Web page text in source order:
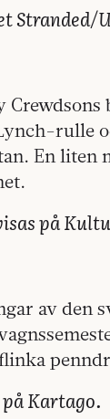
Stranded/
rulle
En
på
av den
Kartago.